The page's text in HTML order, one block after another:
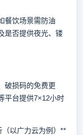
饮场景需防油
是否提供夜光、镂
损码的免费更
平台提供7×12小时
以广力云为例）**